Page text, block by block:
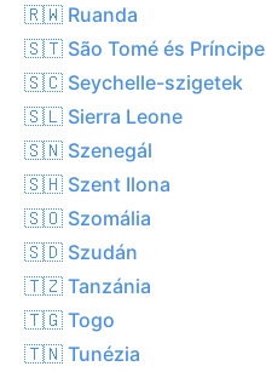
🇷🇼 Ruanda
🇸🇹 São Tomé és Príncipe
🇸🇨 Seychelle-szigetek
🇸🇱 Sierra Leone
🇸🇳 Szenegál
🇸🇭 Szent Ilona
🇸🇴 Szomália
🇸🇩 Szudán
🇹🇿 Tanzánia
🇹🇬 Togo
🇹🇳 Tunézia